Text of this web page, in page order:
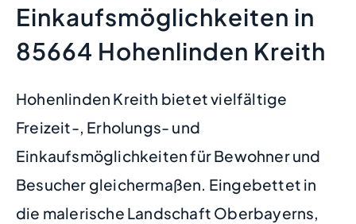
Einkaufsmöglichkeiten in
85664 Hohenlinden Kreith
Hohenlinden Kreith bietet vielfältige
Freizeit-, Erholungs- und
Einkaufsmöglichkeiten für Bewohner und
Besucher gleichermaßen. Eingebettet in
die malerische Landschaft Oberbayerns,